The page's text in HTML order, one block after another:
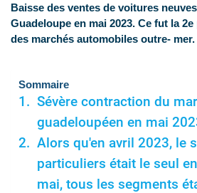
Baisse des ventes de voitures
Guadeloupe en mai 2023. Ce fut la
des marchés automobiles outre- mer.
Sommaire
Sévère contraction du
guadeloupéen en mai
Alors qu'en avril 2023, le
particuliers était le seul
mai, tous les segments